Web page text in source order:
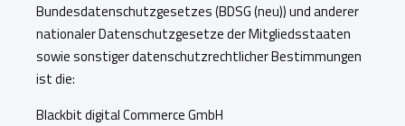
Bundesdatenschutzgesetzes (BDSG (neu)) und anderer
nationaler Datenschutzgesetze der Mitgliedsstaaten
sowie sonstiger datenschutzrechtlicher Bestimmungen
ist die:
Blackbit digital Commerce GmbH